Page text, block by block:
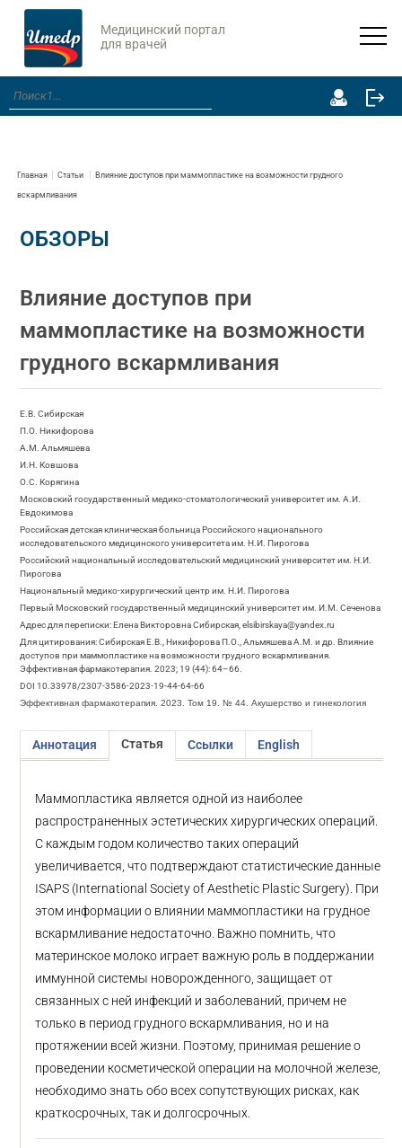
Медицинский портал
для врачей
Главная Статьи Влияние доступов при маммопластике на возможности грудного
вскармливания
ОБЗОРЫ
Влияние доступов при
маммопластике на возможности
грудного вскармливания
Е.В. Сибирская
П.О. Никифорова
А.М. Альмяшева
И.Н. Ковшова
О.С. Корягина
Московский государственный медико-стоматологический университет им. А.И.
Евдокимова
Российская детская клиническая больница Российского национального
исследовательского медицинского университета им. Н.И. Пирогова
Российский национальный исследовательский медицинский университет им. Н.И.
Пирогова
Национальный медико-хирургический центр им. Н.И. Пирогова
Первый Московский государственный медицинский университет им. И.М. Сеченова
Адрес для переписки: Елена Викторовна Сибирская, elsibirskaya@yandex.ru
Для цитирования: Сибирская Е.В., Никифорова П.О., Альмяшева А.М. и др. Влияние
доступов при маммопластике на возможности грудного вскармливания.
Эффективная фармакотерапия. 2023; 19 (44): 64–66.
DOI 10.33978/2307-3586-2023-19-44-64-66
Эффективная фармакотерапия. 2023. Том 19. № 44. Акушерство и гинекология
Аннотация Статья Ссылки English
Маммопластика является одной из наиболее
распространенных эстетических хирургических операций.
С каждым годом количество таких операций
увеличивается, что подтверждают статистические данные
ISAPS (International Society of Aesthetic Plastic Surgery). При
этом информации о влиянии маммопластики на грудное
вскармливание недостаточно. Важно помнить, что
материнское молоко играет важную роль в поддержании
иммунной системы новорожденного, защищает от
связанных с ней инфекций и заболеваний, причем не
только в период грудного вскармливания, но и на
протяжении всей жизни. Поэтому, принимая решение о
проведении косметической операции на молочной железе,
необходимо знать обо всех сопутствующих рисках, как
краткосрочных, так и долгосрочных.